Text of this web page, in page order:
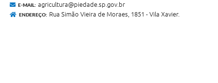
E-MAIL: agricultura@piedade.sp.gov.br
ENDEREÇO: Rua Simão Vieira de Moraes, 1851 - Vila Xavier.